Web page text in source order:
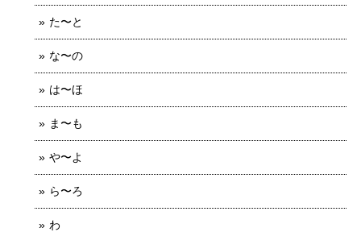
た〜と
な〜の
は〜ほ
ま〜も
や〜よ
ら〜ろ
わ